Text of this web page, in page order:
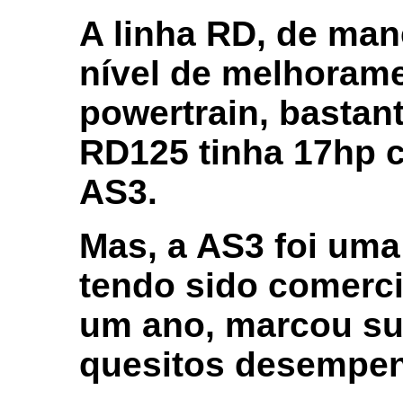
A linha RD, de
nível de
powertrain,
RD125 tinha 17hp
AS3.
Mas, a AS3 foi
tendo sido
um ano, marcou
quesitos